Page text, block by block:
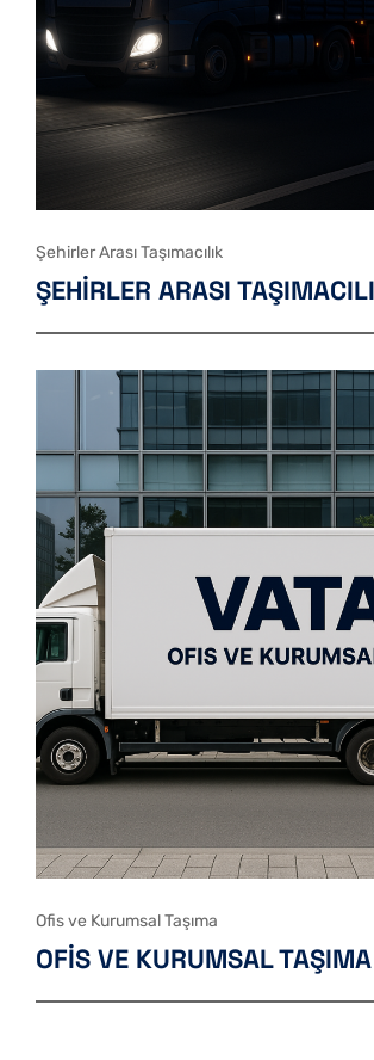
Şehirler Arası Taşımacılık
ŞEHIRLER ARASI
Ofis ve Kurumsal Taşıma
OFIS VE KURUMSAL TAŞIMA